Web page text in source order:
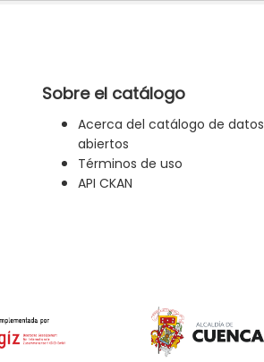
Sobre el catálogo
Acerca del catálogo de datos
abiertos
Términos de uso
API CKAN